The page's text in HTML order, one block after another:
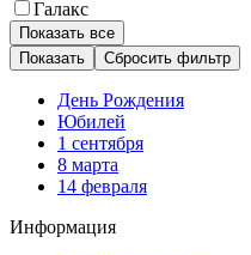
Галакс
Показать все
Сбросить фильтр
День Рождения
Юбилей
1 сентября
8 марта
14 февраля
Информация